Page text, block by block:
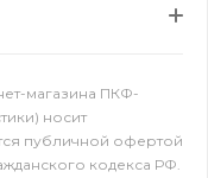
магазина ПКФ-
носит
публичной офертой
кодекса РФ.